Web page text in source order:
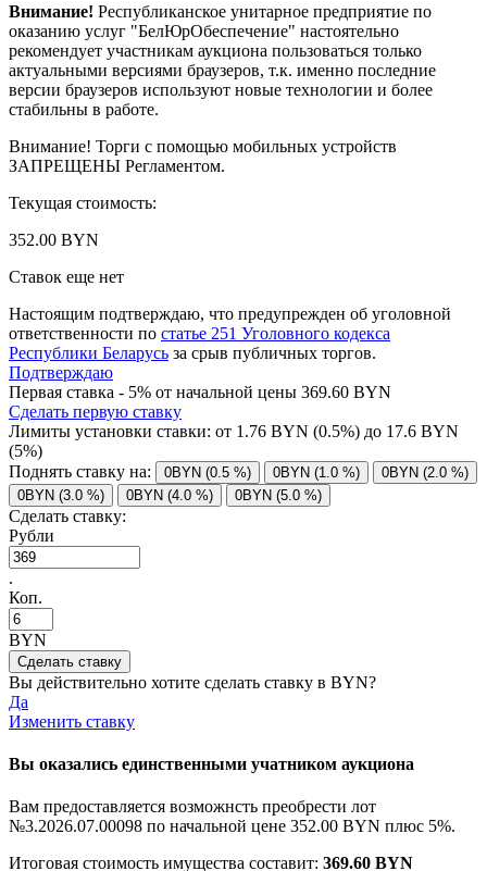
Внимание! Республиканское унитарное предприятие по
оказанию услуг "БелЮрОбеспечение" настоятельно
рекомендует участникам аукциона пользоваться только
актуальными версиями браузеров, т.к. именно последние
версии браузеров используют новые технологии и более
стабильны в работе.
Внимание! Торги с помощью мобильных устройств
ЗАПРЕЩЕНЫ Регламентом.
Текущая стоимость:
352.00 BYN
Ставок еще нет
Настоящим подтверждаю, что предупрежден об уголовной
ответственности по статье 251 Уголовного кодекса
Республики Беларусь за срыв публичных торгов.
Подтверждаю
Первая ставка - 5% от начальной цены 369.60 BYN
Сделать первую ставку
Лимиты установки ставки: от 1.76 BYN (0.5%) до 17.6 BYN
(5%)
Поднять ставку на:
0BYN (0.5 %) 0BYN (1.0 %)
0BYN (2.0 %)
0BYN (3.0 %)
0BYN (4.0 %) 0BYN (5.0 %)
Сделать ставку:
Рубли
.
Коп.
BYN
Вы действительно хотите сделать ставку в BYN?
Да
Изменить ставку
Вы оказались единственными учатником аукциона
Вам предоставляется возможнсть преобрести лот
№3.2026.07.00098 по начальной цене 352.00 BYN плюс 5%.
Итоговая стоимость имущества составит: 369.60 BYN